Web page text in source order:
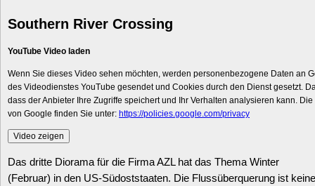
Southern River Crossing
YouTube Video laden
Wenn Sie dieses Video sehen möchten, werden personenbezogene Daten an
des Videodienstes YouTube gesendet und Cookies durch den Dienst gesetzt.
dass der Anbieter Ihre Zugriffe speichert und Ihr Verhalten analysieren kann.
von Google finden Sie unter: https://policies.google.com/privacy
Video zeigen
Das dritte Diorama für die Firma AZL hat das Thema Winter
(Februar) in den US-Südoststaaten. Die Flussüberquerung ist keine